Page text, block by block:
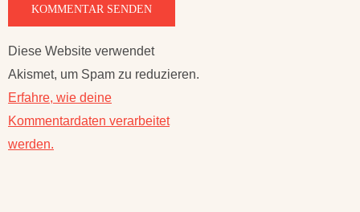
Diese Website verwendet
Akismet, um Spam zu reduzieren.
Erfahre, wie deine
Kommentardaten verarbeitet
werden.